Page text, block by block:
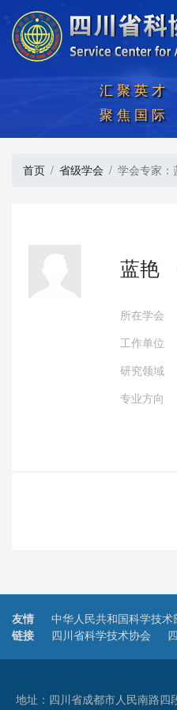
汇聚英才
聚焦国际
首页 省级学会 学会专家：
蓝艳
所在学会
工作单位
研究领域
专业方向
友情
链接
中华人民共和国科学技术
四川省科学技术协会
地址：四川省成都市人民南路四